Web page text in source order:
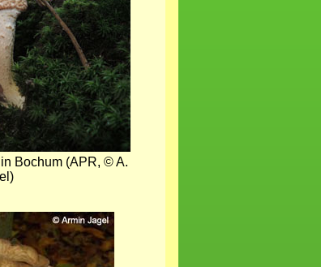
Bochum (APR, © A.